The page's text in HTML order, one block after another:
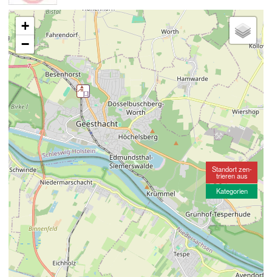
+
−
Standort zen-
trieren aus
Kategorien